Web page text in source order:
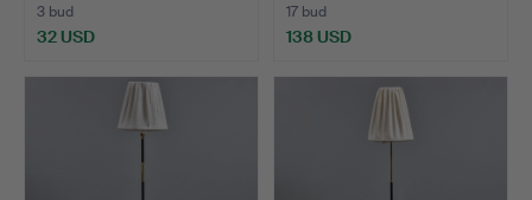
3 bud
32 USD
17 bud
138 USD